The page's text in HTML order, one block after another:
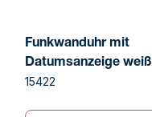
Funkwanduhr mit
Datumsanzeige weiß
15422